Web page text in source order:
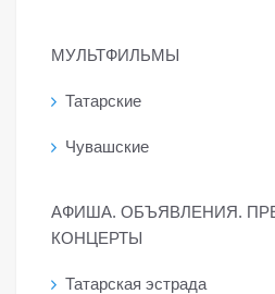
МУЛЬТФИЛЬМЫ
Татарские
Чувашские
АФИША. ОБЪЯВЛЕНИЯ.
КОНЦЕРТЫ
Татарская эстрада